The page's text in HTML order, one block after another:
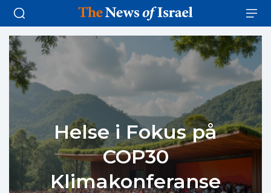
Helse i Fokus på
COP30
Klimakonferanse